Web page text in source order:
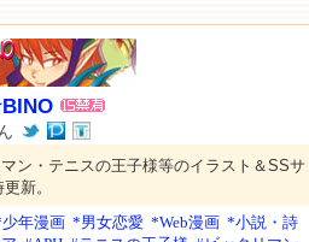
ン・テニスの王子様等のイラスト＆SSサ
新。
年漫画 *男女恋愛 *Web漫画 *小説・詩